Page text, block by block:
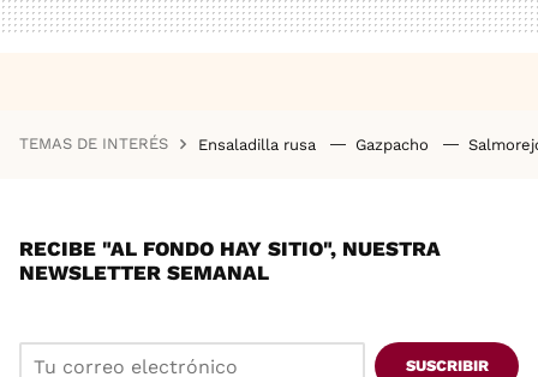
TEMAS DE INTERÉS Ensaladilla rusa Gazpacho
RECIBE "AL FONDO HAY SITIO", NUESTRA
NEWSLETTER SEMANAL
SUSCRIBIR